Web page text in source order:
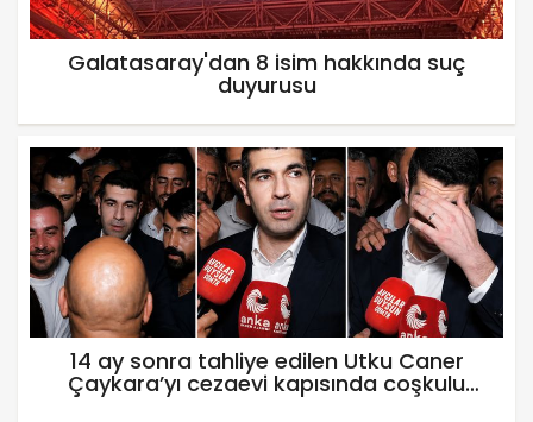
Galatasaray'dan 8 isim hakkında suç
duyurusu
14 ay sonra tahliye edilen Utku Caner
Çaykara’yı cezaevi kapısında coşkulu
kalabalık karşıladı